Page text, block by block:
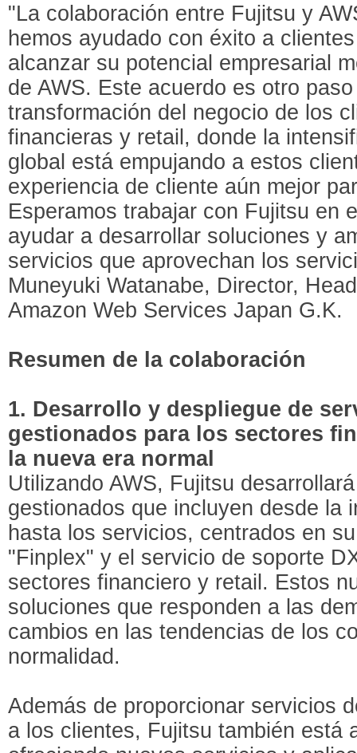
"La colaboración entre Fujitsu y
hemos ayudado con éxito a
alcanzar su potencial empresarial
de AWS. Este acuerdo es otro
transformación del negocio de los
financieras y retail, donde la
global está empujando a estos
experiencia de cliente aún mejor
Esperamos trabajar con Fujitsu en
ayudar a desarrollar soluciones y
servicios que aprovechan los
Muneyuki Watanabe, Director,
Amazon Web Services Japan G.K.
Resumen de la colaboración
1. Desarrollo y despliegue de
gestionados para los sectores
la nueva era normal
Utilizando AWS, Fujitsu
gestionados que incluyen desde la
hasta los servicios, centrados en
"Finplex" y el servicio de soporte
sectores financiero y retail. Estos
soluciones que responden a las
cambios en las tendencias de los
normalidad.
Además de proporcionar servicios
a los clientes, Fujitsu también está